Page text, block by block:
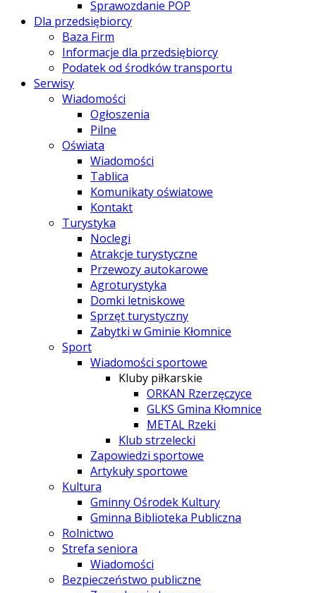
Sprawozdanie POP
Dla przedsiębiorcy
Baza Firm
Informacje dla przedsiębiorcy
Podatek od środków transportu
Serwisy
Wiadomości
Ogłoszenia
Pilne
Oświata
Wiadomości
Tablica
Komunikaty oświatowe
Kontakt
Turystyka
Noclegi
Atrakcje turystyczne
Przewozy autokarowe
Agroturystyka
Domki letniskowe
Sprzęt turystyczny
Zabytki w Gminie Kłomnice
Sport
Wiadomości sportowe
Kluby piłkarskie
ORKAN Rzerzęczyce
GLKS Gmina Kłomnice
METAL Rzeki
Klub strzelecki
Zapowiedzi sportowe
Artykuły sportowe
Kultura
Gminny Ośrodek Kultury
Gminna Biblioteka Publiczna
Rolnictwo
Strefa seniora
Wiadomości
Bezpieczeństwo publiczne